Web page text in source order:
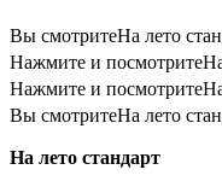
Вы смотритеНа лето
Нажмите и посмотрите
Нажмите и посмотрите
Вы смотритеНа лето
На лето стандарт